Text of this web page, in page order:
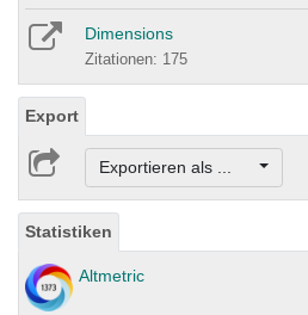
Dimensions
Zitationen: 175
Export
Exportieren als ...
Statistiken
Altmetric